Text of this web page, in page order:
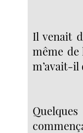
Il venait
même de
m’avait-